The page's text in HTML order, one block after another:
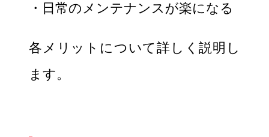
・日常のメンテナンスが楽になる
各メリットについて詳しく説明し
ます。